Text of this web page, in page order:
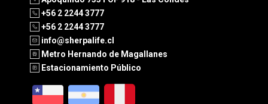
+56 2 2244 3777
+56 2 2244 3777
info@sherpalife.cl
Metro Hernando de Magallanes
Estacionamiento Público